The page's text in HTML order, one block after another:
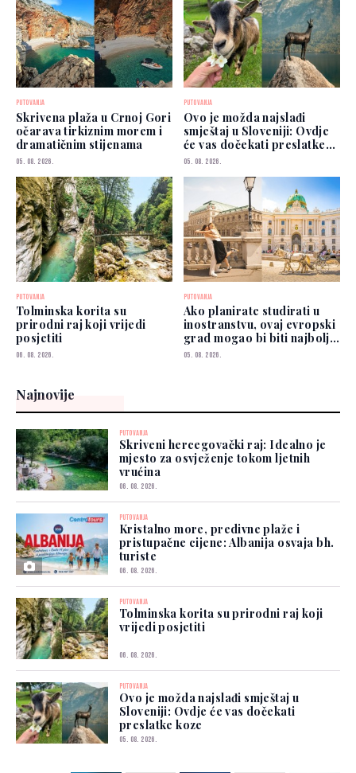
PUTOVANJA
Skrivena plaža u Crnoj Gori
očarava tirkiznim morem i
dramatičnim stijenama
05. 08. 2026.
PUTOVANJA
Ovo je možda najslađi
smještaj u Sloveniji: Ovdje
će vas dočekati preslatke
koze
05. 08. 2026.
PUTOVANJA
Tolminska korita su
prirodni raj koji vrijedi
posjetiti
06. 08. 2026.
PUTOVANJA
Ako planirate studirati u
inostranstvu, ovaj evropski
grad mogao bi biti najbolji
izbor
05. 08. 2026.
Najnovije
PUTOVANJA
Skriveni hercegovački raj: Idealno je
mjesto za osvježenje tokom ljetnih
vrućina
06. 08. 2026.
PUTOVANJA
Kristalno more, predivne plaže i
pristupačne cijene: Albanija osvaja bh.
turiste
06. 08. 2026.
PUTOVANJA
Tolminska korita su prirodni raj koji
vrijedi posjetiti
06. 08. 2026.
PUTOVANJA
Ovo je možda najslađi smještaj u
Sloveniji: Ovdje će vas dočekati
preslatke koze
05. 08. 2026.